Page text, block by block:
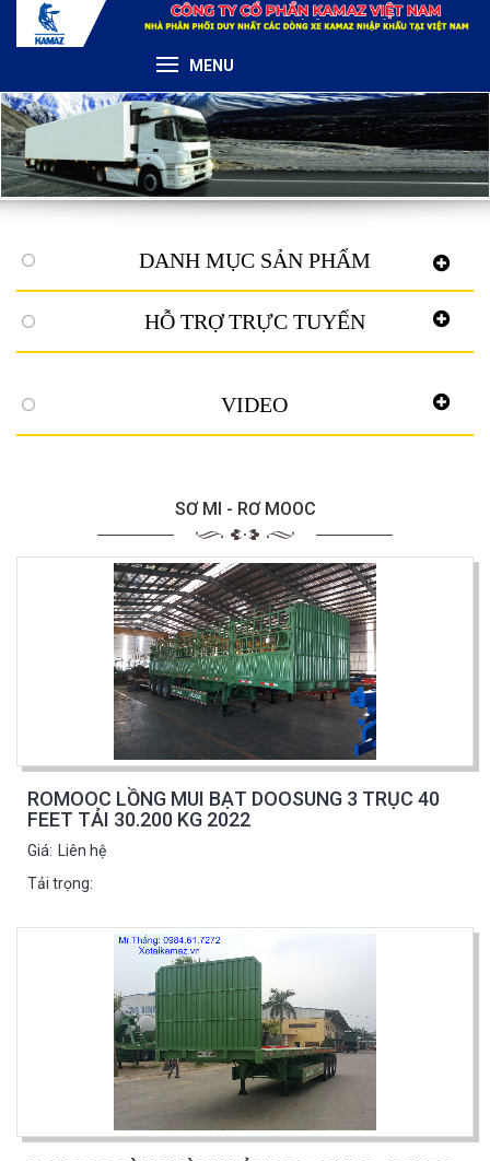
MENU
DANH MỤC SẢN PHẨM
HỖ TRỢ TRỰC TUYẾN
VIDEO
SƠ MI - RƠ MOOC
ROMOOC LỒNG MUI BẠT DOOSUNG 3 TRỤC 40
FEET TẢI 30.200 KG 2022
Giá:
Liên hệ
Tải trọng: